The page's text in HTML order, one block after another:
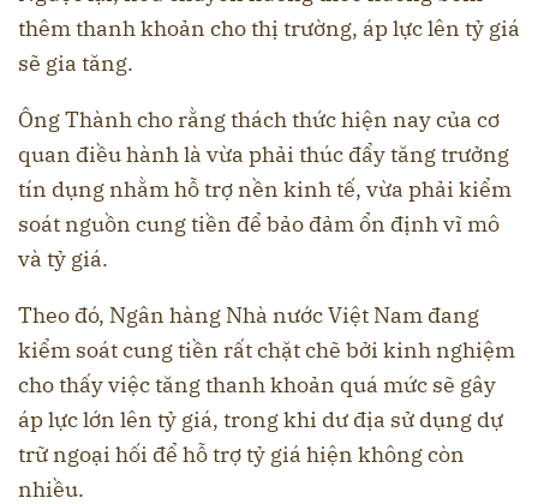
thêm thanh khoản cho thị trường, áp lực lên tỷ giá
sẽ gia tăng.
Ông Thành cho rằng thách thức hiện nay của cơ
quan điều hành là vừa phải thúc đẩy tăng trưởng
tín dụng nhằm hỗ trợ nền kinh tế, vừa phải kiểm
soát nguồn cung tiền để bảo đảm ổn định vĩ mô
và tỷ giá.
Theo đó, Ngân hàng Nhà nước Việt Nam đang
kiểm soát cung tiền rất chặt chẽ bởi kinh nghiệm
cho thấy việc tăng thanh khoản quá mức sẽ gây
áp lực lớn lên tỷ giá, trong khi dư địa sử dụng dự
trữ ngoại hối để hỗ trợ tỷ giá hiện không còn
nhiều.